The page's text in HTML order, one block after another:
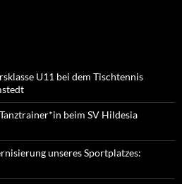
U11 bei dem Tischtennis
beim SV Hildesia
unseres Sportplatzes: